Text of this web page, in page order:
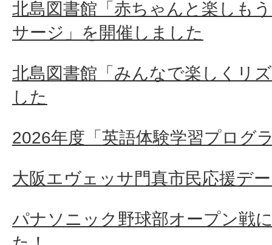
北島図書館「赤ちゃんと楽しも
サージ」を開催しました
北島図書館「みんなで楽しくリ
した
2026年度「英語体験学習プログ
大阪エヴェッサ門真市民応援デ
パナソニック野球部オープン戦